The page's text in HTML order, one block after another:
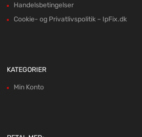
Handelsbetingelser
Cookie- og Privatlivspolitik – IpFix.dk
KATEGORIER
Min Konto